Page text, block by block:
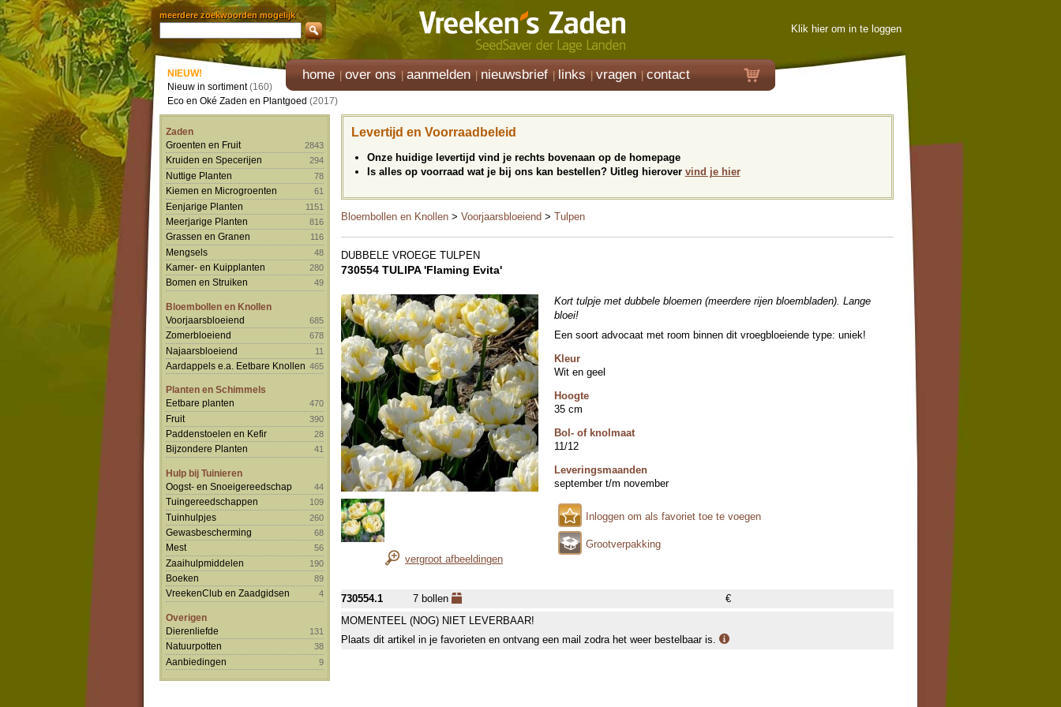
meerdere zoekwoorden mogelijk
Klik hier om in te loggen
home over ons aanmelden nieuwsbrief links vragen contact
NIEUW!
Nieuw in sortiment(160)
Eco en Oké Zaden en Plantgoed (2017)
Zaden
Groenten en Fruit
2843
Kruiden en Specerijen 294
Nuttige Planten 78
Kiemen en Microgroenten 61
Eenjarige Planten 1151
Meerjarige Planten 816
Grassen en Granen 116
Mengsels 48
Kamer- en Kuipplanten 280
Bomen en Struiken 49
Bloembollen en Knollen
Voorjaarsbloeiend
685
Zomerbloeiend 678
Najaarsbloeiend 11
Aardappels e.a. Eetbare Knollen 465
Planten en Schimmels
Eetbare planten
470
Fruit 390
Paddenstoelen en Kefir 28
Bijzondere Planten 41
Hulp bij Tuinieren
Oogst- en Snoeigereedschap
44
Tuingereedschappen 109
Tuinhulpjes 260
Gewasbescherming 68
Mest 56
Zaaihulpmiddelen 190
Boeken 89
VreekenClub en Zaadgidsen 4
Overigen
Dierenliefde
131
Natuurpotten 38
Aanbiedingen 9
Levertijd en Voorraadbeleid
Onze huidige levertijd vind je rechts bovenaan op de homepage
Is alles op voorraad wat je bij ons kan bestellen? Uitleg hierover vind je hier
Bloembollen en Knollen > Voorjaarsbloeiend > Tulpen
DUBBELE VROEGE TULPEN
730554 TULIPA 'Flaming Evita'
vergroot afbeeldingen
Kort tulpje met dubbele bloemen (meerdere rijen bloembladen). Lange
bloei!
Een soort advocaat met room binnen dit vroegbloeiende type: uniek!
Kleur
Wit en geel
Hoogte
35 cm
Bol- of knolmaat
11/12
Leveringsmaanden
september t/m november
Inloggen om als favoriet toe te voegen
Grootverpakking
730554.1 7 bollen
€
MOMENTEEL (NOG) NIET LEVERBAAR!
Plaats dit artikel in je favorieten en ontvang een mail zodra het weer bestelbaar is.